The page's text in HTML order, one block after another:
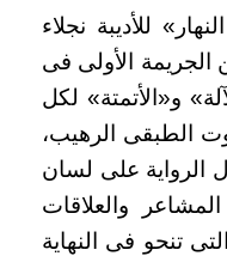
للأديبة نجلاء
الجريمة الأولى فى
و«الأتمتة» لكل
الطبقى الرهيب،
الرواية على لسان
والعلاقات
تنحو فى النهاية